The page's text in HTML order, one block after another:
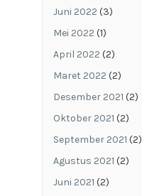
Juni 2022 (3)
Mei 2022 (1)
April 2022 (2)
Maret 2022 (2)
Desember 2021 (2)
Oktober 2021 (2)
September 2021 (2)
Agustus 2021 (2)
Juni 2021 (2)